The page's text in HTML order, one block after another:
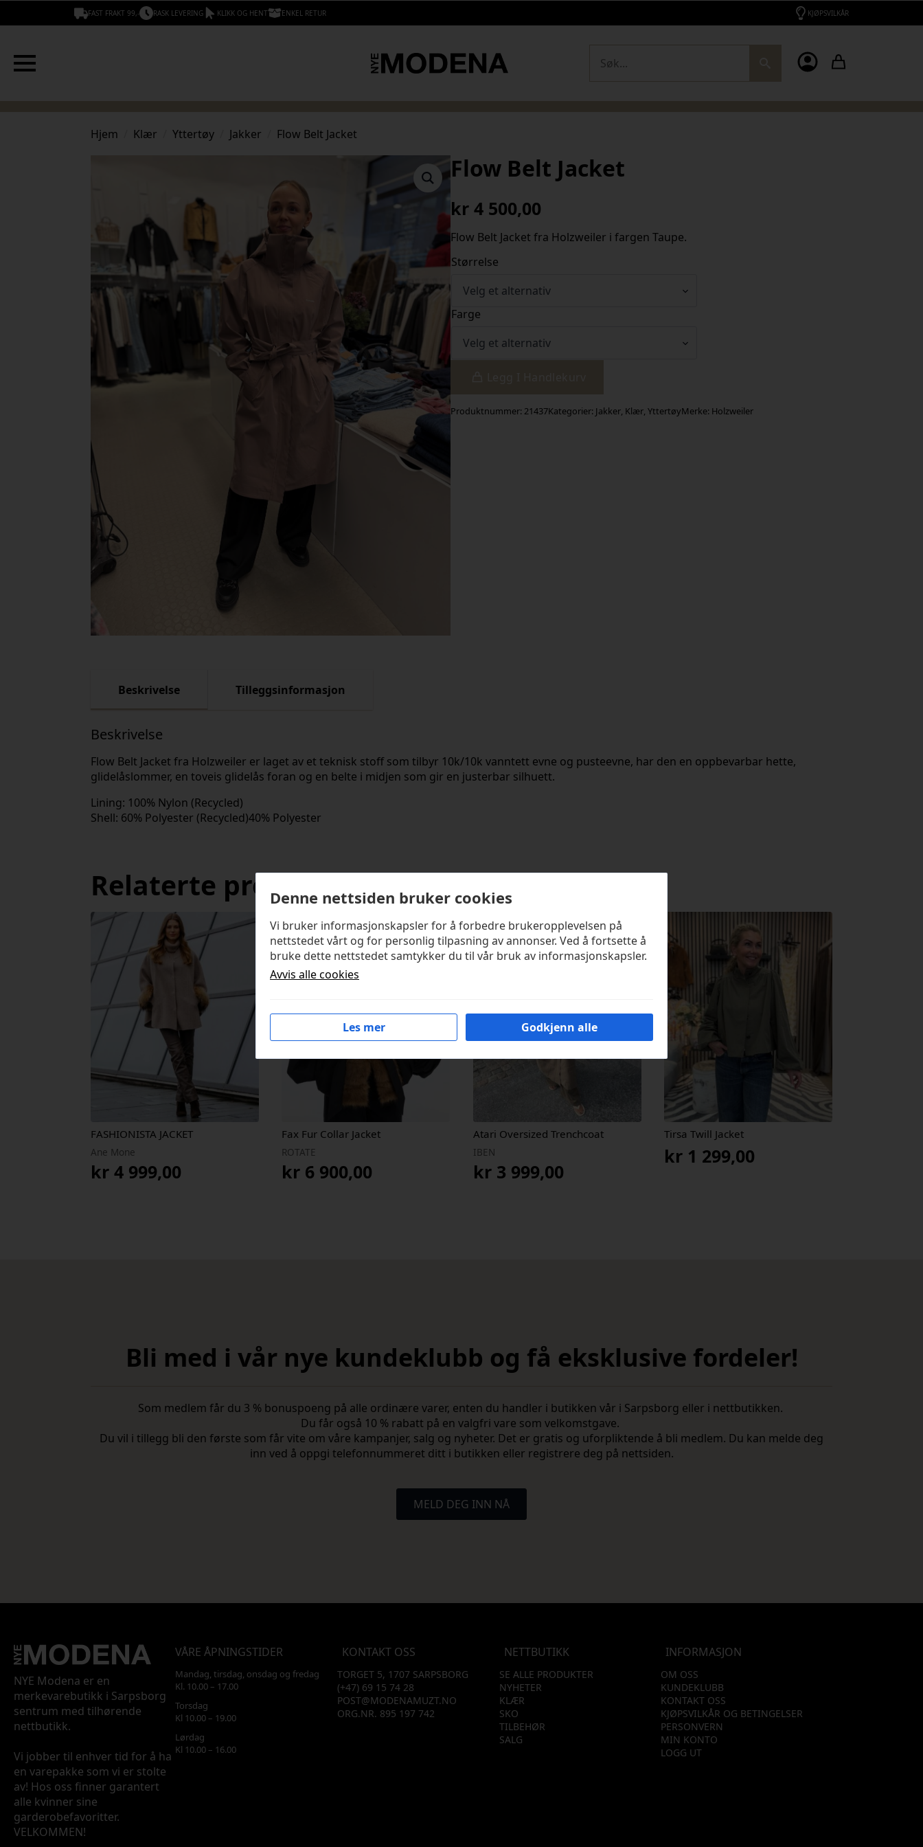
FAST FRAKT 99,- RASK LEVERING KLIKK OG HENT ENKEL RETUR KJØPSVILKÅR
Hjem Klær Yttertøy Jakker Flow Belt Jacket
Flow Belt Jacket
kr 4 500,00
Flow Belt Jacket fra Holzweiler i fargen Taupe.
Størrelse
Farge
Produktnummer: 21437Kategorier: Jakker, Klær, YttertøyMerke: Holzweiler
Beskrivelse Tilleggsinformasjon
Beskrivelse
Flow Belt Jacket fra Holzweiler er laget av et teknisk stoff som tilbyr 10k/10k vanntett evne og pusteevne, har den en oppbevarbar hette,
glidelåslommer, en toveis glidelås foran og en belte i midjen som gir en justerbar silhuett.
Lining: 100% Nylon (Recycled)
Shell: 60% Polyester (Recycled)40% Polyester
Relaterte produkter
FASHIONISTA JACKET
Ane Mone
kr 4 999,00
Fax Fur Collar Jacket
ROTATE
kr 6 900,00
Atari Oversized Trenchcoat
IBEN
kr3 999,00
Tirsa Twill Jacket
kr 1 299,00
Bli med i vår nye kundeklubb og få eksklusive fordeler!
Som medlem får du 3 % bonuspoeng på alle ordinære varer, enten du handler i butikken vår i Sarpsborg eller i nettbutikken.
Du får også 10 % rabatt på en valgfri vare som velkomstgave.
Du vil i tillegg bli den første som får vite om våre kampanjer, salg og nyheter. Det er gratis og uforpliktende å bli medlem. Du kan melde deg
inn ved å oppgi telefonnummeret ditt i butikken eller registrere deg på nettsiden.
MELD DEG INN NÅ
NYE Modena er en
merkevarebutikk i Sarpsborg
sentrum med tilhørende
nettbutikk.
Vi jobber til enhver tid for å ha
en varepakke som vi er stolte
av! Hos oss finner garantert
alle kvinner sine
garderobefavoritter.
VELKOMMEN!
VÅRE ÅPNINGSTIDER
Mandag, tirsdag, onsdag og fredag
Kl. 10.00 – 17.00
Torsdag
Kl 10.00 – 19.00
Lørdag
Kl 10.00 – 16.00
KONTAKT OSS
TORGET 5, 1707 SARPSBORG
(+47) 69 15 74 28
POST@MODENAMUZT.NO
ORG.NR. 895 197 742
NETTBUTIKK
SE ALLE PRODUKTER
NYHETER
KLÆR
SKO
TILBEHØR
SALG
INFORMASJON
OM OSS
KUNDEKLUBB
KONTAKT OSS
KJØPSVILKÅR OG BETINGELSER
PERSONVERN
MIN KONTO
LOGG UT
Denne nettsiden bruker cookies
Vi bruker informasjonskapsler for å forbedre brukeropplevelsen på
nettstedet vårt og for personlig tilpasning av annonser. Ved å fortsette å
bruke dette nettstedet samtykker du til vår bruk av informasjonskapsler.
Avvis alle cookies
Les mer Godkjenn alle